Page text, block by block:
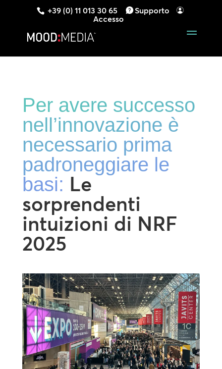
+39 (0) 11 013 30 65
Supporto
Accesso
Per avere successo
nell’innovazione è
necessario prima
padroneggiare le
basi: Le
sorprendenti
intuizioni di NRF
2025